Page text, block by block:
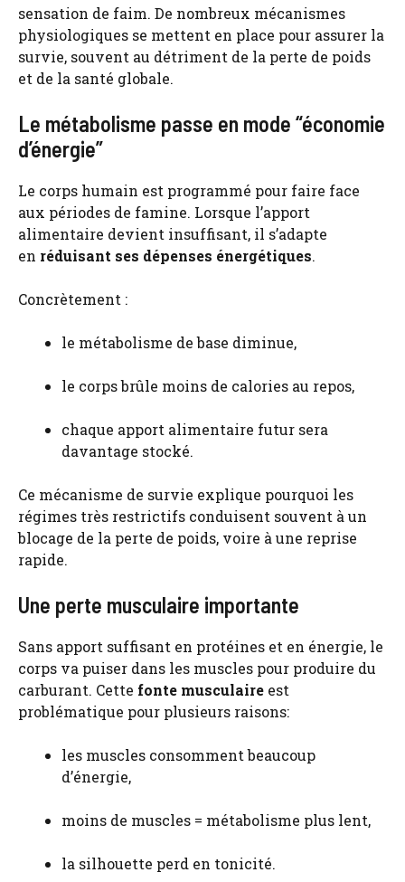
sensation de faim. De nombreux mécanismes
physiologiques se mettent en place pour assurer la
survie, souvent au détriment de la perte de poids
et de la santé globale.
Le métabolisme passe en mode “économie
d’énergie”
Le corps humain est programmé pour faire face
aux périodes de famine. Lorsque l’apport
alimentaire devient insuffisant, il s’adapte
en réduisant ses dépenses énergétiques.
Concrètement :
le métabolisme de base diminue,
le corps brûle moins de calories au repos,
chaque apport alimentaire futur sera
davantage stocké.
Ce mécanisme de survie explique pourquoi les
régimes très restrictifs conduisent souvent à un
blocage de la perte de poids, voire à une reprise
rapide.
Une perte musculaire importante
Sans apport suffisant en protéines et en énergie, le
corps va puiser dans les muscles pour produire du
carburant. Cette fonte musculaire est
problématique pour plusieurs raisons:
les muscles consomment beaucoup
d’énergie,
moins de muscles = métabolisme plus lent,
la silhouette perd en tonicité.